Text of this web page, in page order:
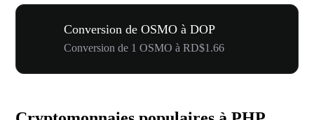
Conversion de OSMO à DOP
Conversion de 1 OSMO à RD$1.66